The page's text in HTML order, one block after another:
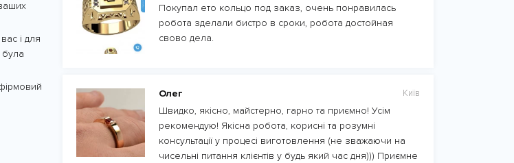
і для
Покупал ето кольцо под заказ, очень понравилась
робота зделали бистро в сроки, робота достойная
свово дела.
Олег Київ
Швидко, якісно, майстерно, гарно та приємно! Усім
рекомендую! Якісна робота, корисні та розумні
консультації у процесі виготовлення (не зважаючи на
чисельні питання клієнтів у будь який час дня))) Приємне